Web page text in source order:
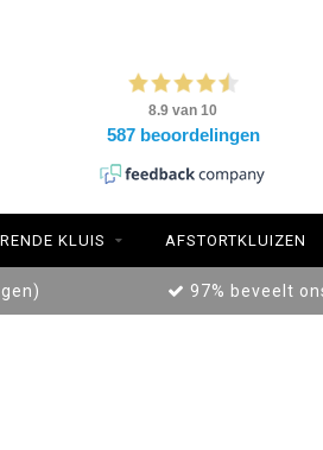
KLUIS AFSTORTKLUIZEN
97% beveelt